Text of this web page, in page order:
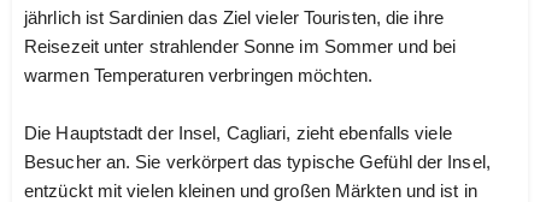
jährlich ist Sardinien das Ziel vieler Touristen, die ihre
Reisezeit unter strahlender Sonne im Sommer und bei
warmen Temperaturen verbringen möchten.
Die Hauptstadt der Insel, Cagliari, zieht ebenfalls viele
Besucher an. Sie verkörpert das typische Gefühl der Insel,
entzückt mit vielen kleinen und großen Märkten und ist in